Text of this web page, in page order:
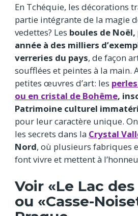
En Tchéquie, les décorations
partie intégrante de la magie
vedettes? Les boules de
année à des milliers
verreries du pays, de façon
soufflées et peintes à la main.
petites œuvres d’art: les
ou en cristal de Bohême,
Patrimoine culturel
pour leur caractère unique.
les secrets dans la Crystal
Nord, où plusieurs fabriques
font vivre et mettent à
Voir «Le Lac
ou «Casse-